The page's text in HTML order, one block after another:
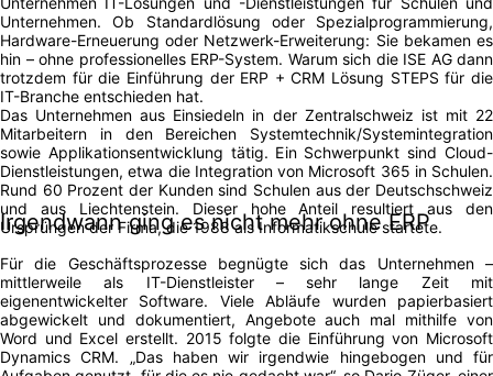
Unternehmen. Ob Standardlösung oder Spezialprogrammierung,
Hardware-Erneuerung oder Netzwerk-Erweiterung: Sie bekamen es
hin – ohne professionelles ERP-System. Warum sich die ISE AG dann
trotzdem für die Einführung der ERP + CRM Lösung STEPS für die
IT-Branche entschieden hat.
Das Unternehmen aus Einsiedeln in der Zentralschweiz ist mit 22
Mitarbeitern in den Bereichen Systemtechnik/Systemintegration
sowie Applikationsentwicklung tätig. Ein Schwerpunkt sind Cloud-
Dienstleistungen, etwa die Integration von Microsoft 365 in Schulen.
Rund 60 Prozent der Kunden sind Schulen aus der Deutschschweiz
und aus Liechtenstein. Dieser hohe Anteil resultiert aus den
Ursprüngen der Firma, die 1988 als Informatikschule startete.
Irgendwann ging es nicht mehr ohne ERP
Für die Geschäftsprozesse begnügte sich das Unternehmen –
mittlerweile als IT-Dienstleister – sehr lange Zeit mit
eigenentwickelter Software. Viele Abläufe wurden papierbasiert
abgewickelt und dokumentiert, Angebote auch mal mithilfe von
Word und Excel erstellt. 2015 folgte die Einführung von Microsoft
Dynamics CRM. „Das haben wir irgendwie hingebogen und für